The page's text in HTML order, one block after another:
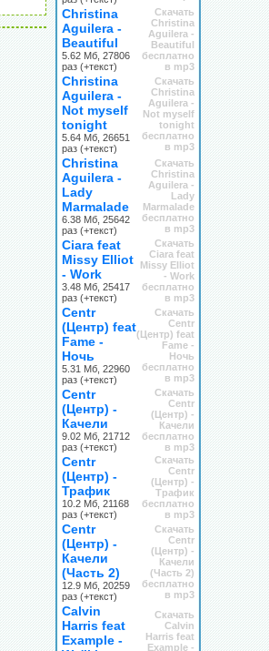
Christina
Aguilera -
Beautiful
5.62 Мб, 27806
раз (+текст)
Скачать
Christina
Aguilera -
Beautiful
бесплатно
в mp3
Christina
Aguilera -
Not myself
tonight
5.64 Мб, 26651
раз (+текст)
Скачать
Christina
Aguilera -
Not myself
tonight
бесплатно
в mp3
Christina
Aguilera -
Lady
Marmalade
6.38 Мб, 25642
раз (+текст)
Скачать
Christina
Aguilera -
Lady
Marmalade
бесплатно
в mp3
Ciara feat
Missy Elliot
- Work
3.48 Мб, 25417
раз (+текст)
Скачать
Ciara feat
Missy Elliot
- Work
бесплатно
в mp3
Centr
(Центр) feat
Fame -
Ночь
5.31 Мб, 22960
раз (+текст)
Скачать
Centr
(Центр) feat
Fame -
Ночь
бесплатно
в mp3
Centr
(Центр) -
Качели
9.02 Мб, 21712
раз (+текст)
Скачать
Centr
(Центр) -
Качели
бесплатно
в mp3
Centr
(Центр) -
Трафик
10.2 Мб, 21168
раз (+текст)
Скачать
Centr
(Центр) -
Трафик
бесплатно
в mp3
Centr
(Центр) -
Качели
(Часть 2)
12.9 Мб, 20259
раз (+текст)
Скачать
Centr
(Центр) -
Качели
(Часть 2)
бесплатно
в mp3
Calvin
Harris feat
Example -
Скачать
Calvin
Harris feat
Example -